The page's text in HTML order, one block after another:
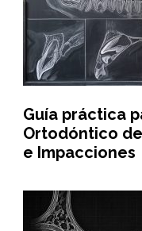
Guía práctica
Ortodóntico
e Impacciones